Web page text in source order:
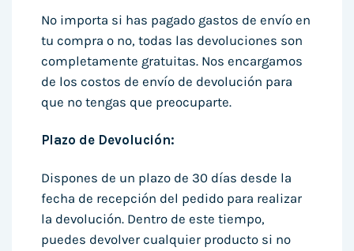
No importa si has pagado gastos de envío en
tu compra o no, todas las devoluciones son
completamente gratuitas. Nos encargamos
de los costos de envío de devolución para
que no tengas que preocuparte.
Plazo de Devolución:
Dispones de un plazo de 30 días desde la
fecha de recepción del pedido para realizar
la devolución. Dentro de este tiempo,
puedes devolver cualquier producto si no